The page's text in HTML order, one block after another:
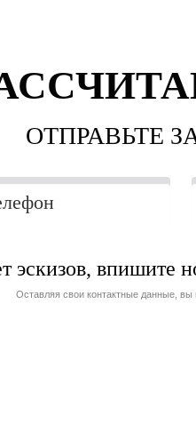
ОТПРАВЬТЕ
эскизов, впишите
Оставляя свои контактные данные, вы